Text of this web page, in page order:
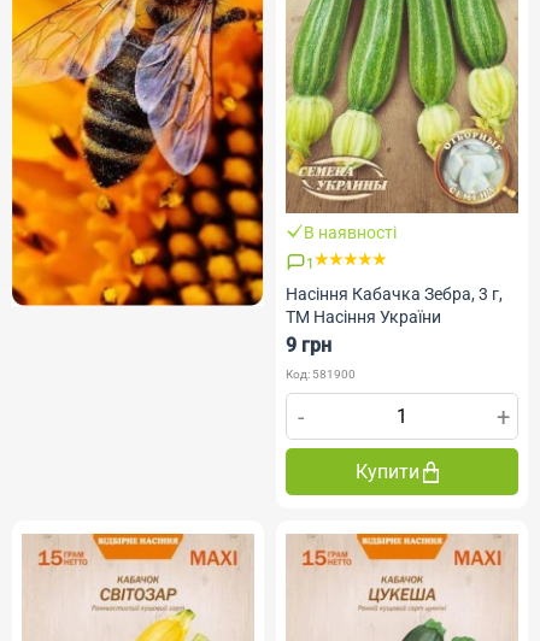
В наявності
1
Насіння Кабачка Зебра, 3 г,
ТМ Насіння України
9 грн
Код: 581900
- +
Купити